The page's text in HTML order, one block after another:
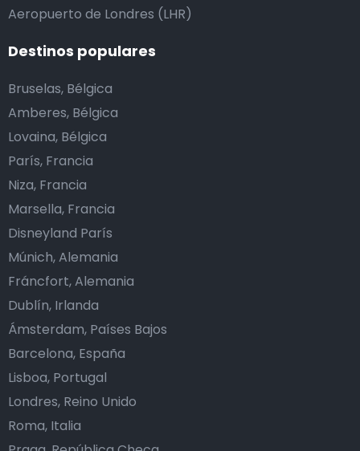
Aeropuerto de Londres (LHR)
Destinos populares
Bruselas, Bélgica
Amberes, Bélgica
Lovaina, Bélgica
París, Francia
Niza, Francia
Marsella, Francia
Disneyland París
Múnich, Alemania
Fráncfort, Alemania
Dublín, Irlanda
Ámsterdam, Países Bajos
Barcelona, España
Lisboa, Portugal
Londres, Reino Unido
Roma, Italia